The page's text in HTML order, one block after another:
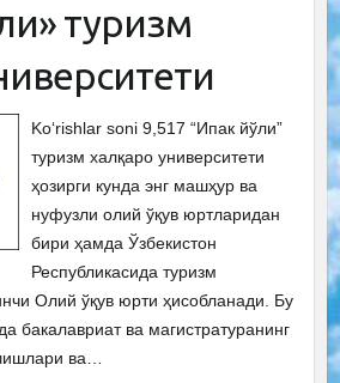
туризм
Ko‘rishlar soni 9,517 “Ипак йўли”
туризм халқаро университети
ҳозирги кунда энг машҳур ва
нуфузли олий ўқув юртларидан
бири ҳамда Ўзбекистон
Республикасида туризм
Олий ўқув юрти ҳисобланади. Бу
бакалавриат ва магистратуранинг
ва…